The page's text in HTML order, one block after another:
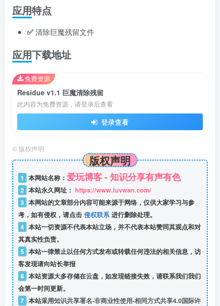
应用特点
✅清除巨魔残留文件
应用下载地址
Residue v1.1 巨魔清除残留
此内容为免费资源，请登录后查看
登录查看
免费资源
© 版权声明
版权声明
1 本网站名称： 爱玩博客 - 知识分享有声有色
2 本站永久网址： https://www.luvwan.com/
3 本网站的文章部分内容可能来源于网络，仅供大家学习与参
考，如有侵权，请点击 侵权联系进行删除处理。
4 本站一切资源不代表本站立场，并不代表本站赞同其观点和对
其真实性负责。
5 本站一律禁止以任何方式发布或转载任何违法的相关信息，访
客发现请向站长举报
6 本站资源大多存储在云盘，如发现链接失效，请联系我们我们
会第一时间更新。
7 本站采用知识共享署名-非商业性使用-相同方式共享4.0国际许